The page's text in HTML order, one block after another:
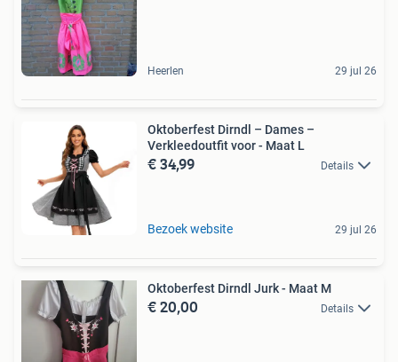
Heerlen 29 jul 26
Oktoberfest Dirndl – Dames –
Verkleedoutfit voor - Maat L
€ 34,99 Details
Bezoek website 29 jul 26
Oktoberfest Dirndl Jurk - Maat M
€ 20,00 Details